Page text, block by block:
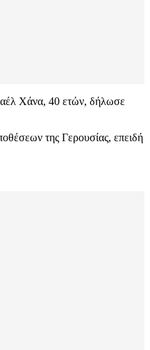
Χάνα, 40 ετών, δήλωσε
της Γερουσίας, επειδή